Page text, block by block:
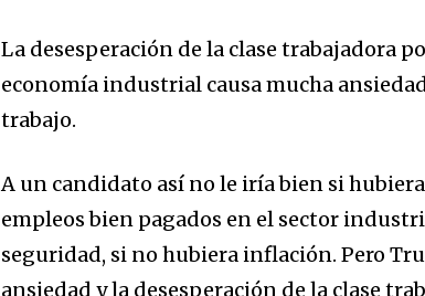
La desesperación de la clase trabajadora
economía industrial causa mucha
trabajo.
A un candidato así no le iría bien si
empleos bien pagados en el sector
seguridad, si no hubiera inflación. Pero
ansiedad y la desesperación de la clase